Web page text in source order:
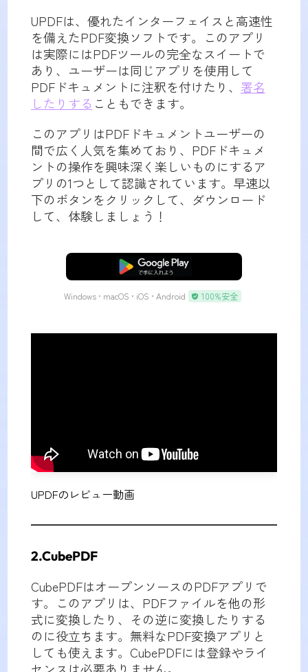
UPDFは、優れたインターフェイスと高速性
を備えたPDF変換ソフトです。このアプリ
は実際にはPDFツールの完全なスイートで
あり、ユーザーは同じアプリを使用して
PDFドキュメントに注釈を付けたり、 署名
したりする こともできます。
このアプリはPDFドキュメントユーザーの
間で広く人気を集めており、PDFドキュメ
ントの操作を興味深く楽しいものにするア
プリの1つとして認識されています。早速以
下のボタンをクリックして、ダウンロード
して、体験しましょう！
無料ダウンロード
Windows • macOS • iOS • Android 100%安全
UPDFのレビュー動画
2.CubePDF
CubePDFはオープンソースのPDFアプリで
す。このアプリは、PDFファイルを他の形
式に変換したり、その逆に変換したりする
のに役立ちます。無料なPDF変換アプリと
しても使えます。CubePDFには登録やライ
センスは必要ありません。